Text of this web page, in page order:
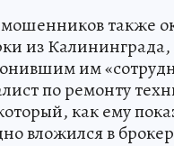
также
из Калининграда,
им
по ремонту
как ему
вложился в